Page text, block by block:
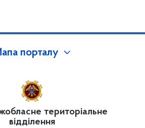
порталу
територіальне
відділення